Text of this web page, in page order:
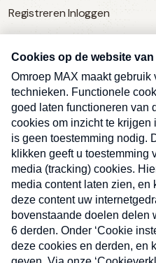
Registreren Inloggen
SERVICE
Over Omroep MAX
MAX Vandaag
MAX Meldpunt
Pers
Contact
Algemene voorwaarden
Privacyverklaring
Kwetsbaarheid melden
RegistrerenInloggen
Ben je
E-